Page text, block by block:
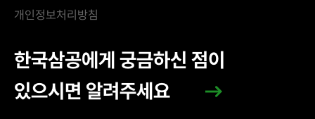
개인정보처리방침
한국삼공에게 궁금하신 점이
있으시면 알려주세요